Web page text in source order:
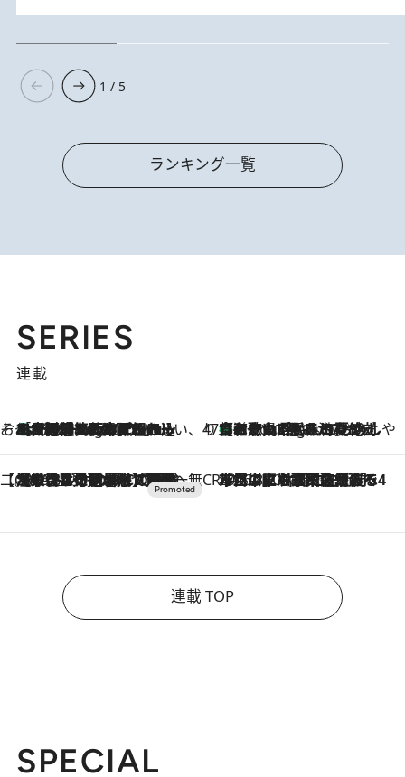
1 / 5
ランキング一覧
SERIES
連載
そおだよおこの関西おいしい、おやつ紀行1 Hour Ago
［大阪府箕面市］一皿一皿目の前で仕上げられる、料理を巧みに組み込んだアシェットデセールコース「ミチル アシェット デセール（Michiru assiette dessert）」 47都道府県の手みやげ ひんやりスイーツで夏を満喫
1 Hour Ago
【和歌山県】この夏絶対食べたい 冷やしておいしいおやつ3選 みかんがごろっと丸ごと入ったジュレ
【CREA×星野リゾート】唯一無二。癒しと発見が待つ場所へ
2026.8.7
【トンボの足水浴】ヒノキの香りに包まれて涼感マックス！約13℃の湧水かけ流しを避暑地「星野温泉 トンボの湯」で体験 CREA'S CHOICE
2026.8.7
「立川にも歌舞伎があるんだよ」 片岡仁左衛門・市川中車ら豪華座組みで4年目の立川立飛歌舞伎へ
連載 TOP
SPECIAL